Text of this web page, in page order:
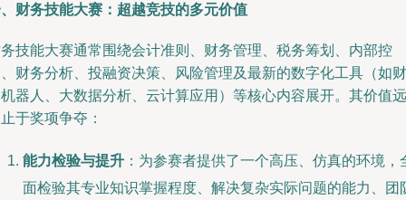
财务技能大赛：超越竞技的多元价值
技能大赛通常围绕会计准则、财务管理、税务筹划、内部控
财务分析、投融资决策、风险管理及最新的数字化工具（如财
器人、大数据分析、云计算应用）等核心内容展开。其价值远
于奖项争夺：
能力检验与提升 ：为参赛者提供了一个高压、仿真的环境，
面检验其专业知识掌握程度、解决复杂实际问题的能力、团